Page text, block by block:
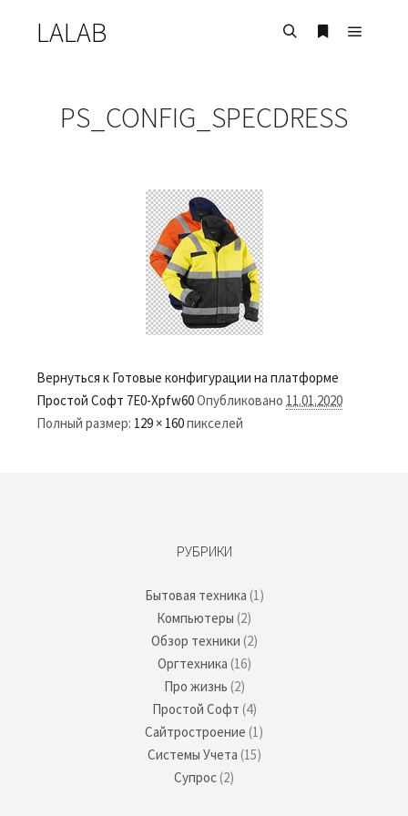
LALAB
PS_CONFIG_SPECDRESS
Вернуться к Готовые конфигурации на платформе
Простой Софт 7E0-Xpfw60Опубликовано 11.01.2020
Полный размер: 129 × 160пикселей
РУБРИКИ
Бытовая техника (1)
Компьютеры (2)
Обзор техники (2)
Оргтехника (16)
Про жизнь (2)
Простой Софт (4)
Сайтростроение (1)
Системы Учета (15)
Супрос(2)